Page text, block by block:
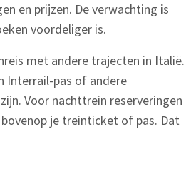
en prijzen. De verwachting is
voordeliger is.
met andere trajecten in Italië.
Interrail-pas of andere
Voor nachttrein reserveringen
je treinticket of pas. Dat